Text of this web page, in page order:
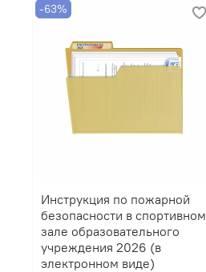
-63%
Инструкция по пожарной
безопасности в спортивном
зале образовательного
учреждения 2026 (в
электронном виде)